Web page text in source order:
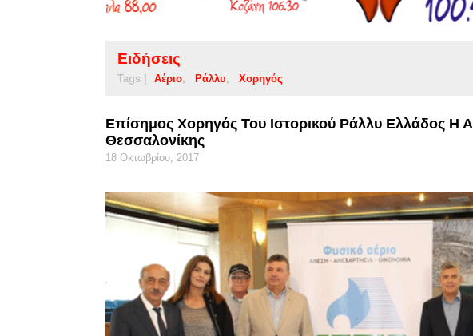
Ειδήσεις
Tags | Αέριο Ράλλυ Χορηγός
Επίσημος Χορηγός Του Ιστορικού Ράλλυ Ελλάδος Η
Θεσσαλονίκης
18 Οκτωβρίου, 2017